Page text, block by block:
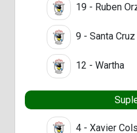
19 - Ruben
9 - Santa Cruz
12 - Wartha
4 - Xavier Cols